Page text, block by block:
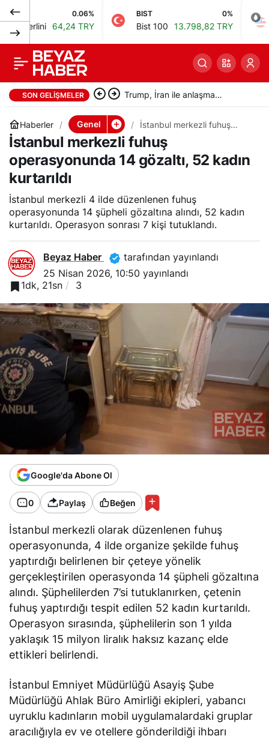
64,24 TRY
BIST
Bist 100 13.798,82 TRY
Petrol
Brent
SON GELIŞMELER Trump, İran ile anlaşma
konusunda umut verici
açıklamalarda bulundu
Haberler Genel
İstanbul merkezli fuhuş
operasyonunda 14 gözaltı,
52 kadın kurtarıldı
İstanbul merkezli fuhuş
operasyonunda 14 gözaltı, 52 kadın
kurtarıldı
İstanbul merkezli 4 ilde düzenlenen fuhuş
operasyonunda 14 şüpheli gözaltına alındı, 52 kadın
kurtarıldı. Operasyon sonrası 7 kişi tutuklandı.
Beyaz Haber
tarafından yayınlandı
25 Nisan 2026, 10:50 yayınlandı
1dk, 21sn
3
Google'da Abone Ol
0 Paylaş Beğen
İstanbul merkezli olarak düzenlenen fuhuş
operasyonunda, 4 ilde organize şekilde fuhuş
yaptırdığı belirlenen bir çeteye yönelik
gerçekleştirilen operasyonda 14 şüpheli gözaltına
alındı. Şüphelilerden 7’si tutuklanırken, çetenin
fuhuş yaptırdığı tespit edilen 52 kadın kurtarıldı.
Operasyon sırasında, şüphelilerin son 1 yılda
yaklaşık 15 milyon liralık haksız kazanç elde
ettikleri belirlendi.
İstanbul Emniyet Müdürlüğü Asayiş Şube
Müdürlüğü Ahlak Büro Amirliği ekipleri, yabancı
uyruklu kadınların mobil uygulamalardaki gruplar
aracılığıyla ev ve otellere gönderildiği ihbarı
İstanbul’da kapora
dolandırıcılığı yapan 2
şüpheli yakalandı
Paylaş